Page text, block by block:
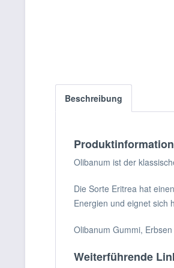
Beschreibung
Olibanum ist der
Die Sorte Eritrea hat
Energien und eignet sich
Olibanum Gummi, Erbsen
Weiterführende